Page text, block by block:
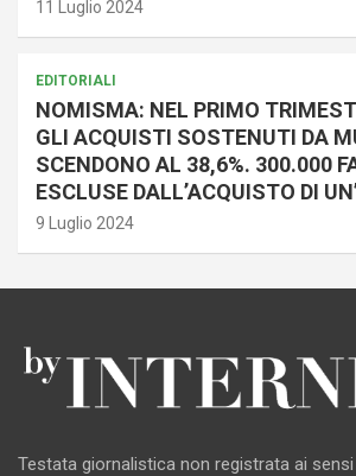
11 Luglio 2024
EDITORIALI
NOMISMA: NEL PRIMO
GLI ACQUISTI SOSTENUTI DA
SCENDONO AL 38,6%. 300.000
ESCLUSE DALL’ACQUISTO DI
9 Luglio 2024
Testata giornalistica non registrata ai sensi